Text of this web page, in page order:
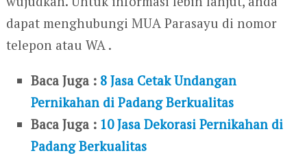
dapat menghubungi MUA Parasayu di nomor
telepon atau WA .
Baca Juga : 8 Jasa Cetak Undangan
Pernikahan di Padang Berkualitas
Baca Juga : 10 Jasa Dekorasi Pernikahan di
Padang Berkualitas